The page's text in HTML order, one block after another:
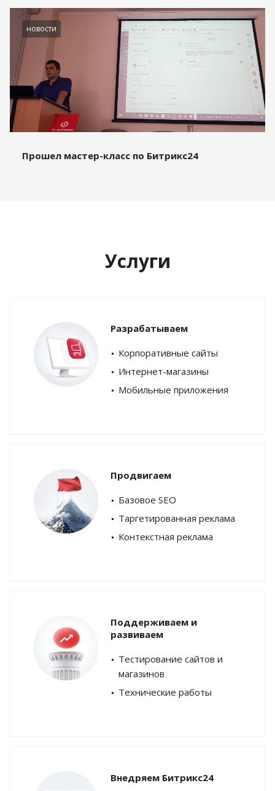
новости
Прошел мастер-класс по Битрикс24
Услуги
Разрабатываем
Корпоративные сайты
Интернет-магазины
Мобильные приложения
Продвигаем
Базовое SEO
Таргетированная реклама
Контекстная реклама
Поддерживаем и
развиваем
Тестирование сайтов и
магазинов
Технические работы
Внедряем Битрикс24